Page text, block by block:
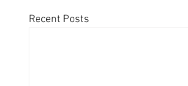
Recent Posts